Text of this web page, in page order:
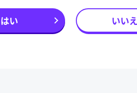
はい いい